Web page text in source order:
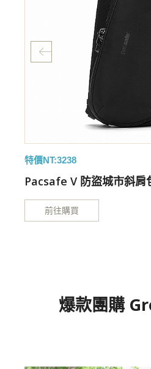
特價NT:3238
Pacsafe V 防盜城市斜肩
前往購買
爆款團購